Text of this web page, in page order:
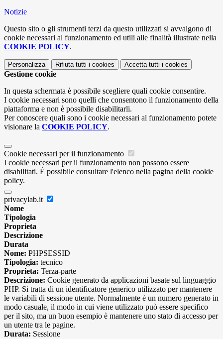
Notizie
Questo sito o gli strumenti terzi da questo utilizzati si avvalgono di
cookie necessari al funzionamento ed utili alle finalità illustrate nella
COOKIE POLICY.
Personalizza Rifiuta tutti i cookies Accetta tutti i cookies
Gestione cookie
In questa schermata è possibile scegliere quali cookie consentire.
I cookie necessari sono quelli che consentono il funzionamento della
piattaforma e non è possibile disabilitarli.
Per conoscere quali sono i cookie necessari al funzionamento potete
visionare la COOKIE POLICY.
Cookie necessari per il funzionamento
I cookie necessari per il funzionamento non possono essere
disabilitati. È possibile consultare l'elenco nella pagina della cookie
policy.
privacylab.it
Nome
Tipologia
Proprieta
Descrizione
Durata
Nome: PHPSESSID
Tipologia: tecnico
Proprieta: Terza-parte
Descrizione: Cookie generato da applicazioni basate sul linguaggio
PHP. Si tratta di un identificatore generico utilizzato per mantenere
le variabili di sessione utente. Normalmente è un numero generato in
modo casuale, il modo in cui viene utilizzato può essere specifico
per il sito, ma un buon esempio è mantenere uno stato di accesso per
un utente tra le pagine.
Durata: Sessione